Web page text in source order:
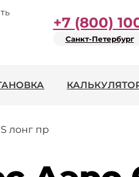
+7 (800)
Санкт-Петербург
лонг пр